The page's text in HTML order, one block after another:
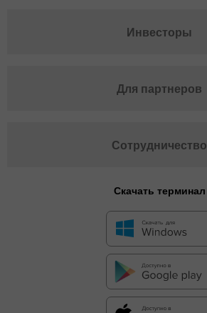
Инвесторы
Для партнеров
Сотрудничество
Скачать терминал